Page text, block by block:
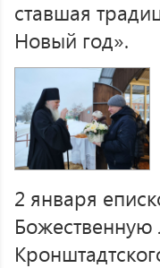
ставшая
Новый год».
2 января
Божественную